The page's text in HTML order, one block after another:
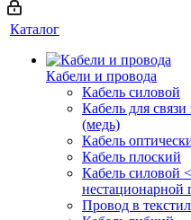
Каталог
Кабели и провода
Кабель силовой
Кабель для
(медь)
Кабель
Кабель плоский
Кабель силовой
нестационарной
Провод в